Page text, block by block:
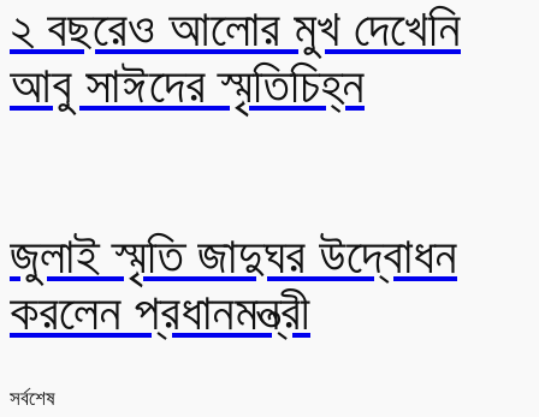
২ বছরেও আলোর মুখ দেখেনি
আবু সাঈদের স্মৃতিচিহ্ন
জুলাই স্মৃতি জাদুঘর উদ্বোধন
করলেন প্রধানমন্ত্রী
সর্বশেষ